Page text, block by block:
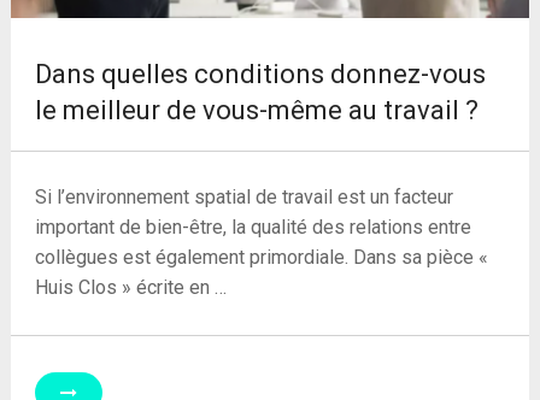
Dans quelles conditions donnez-vous
le meilleur de vous-même au travail ?
Si l’environnement spatial de travail est un facteur
important de bien-être, la qualité des relations entre
collègues est également primordiale. Dans sa pièce «
Huis Clos » écrite en …